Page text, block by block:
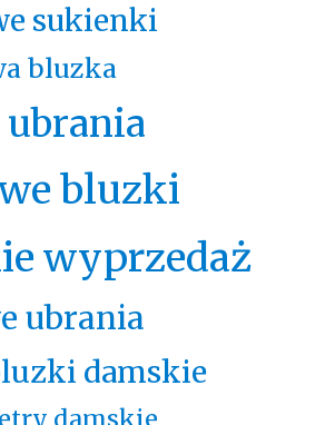
sukienki
bluzka
bluzki
wyprzedaż
ubrania
damskie
damskie